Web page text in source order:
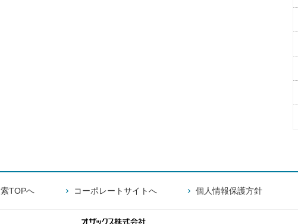
TOPへ コーポレートサイトへ 個人情報保護方針